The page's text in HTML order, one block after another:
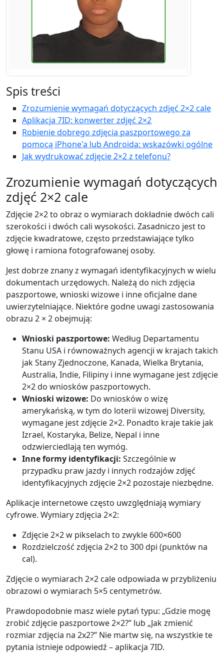
Spis treści
Zrozumienie wymagań dotyczących zdjęć 2×2 cale
Aplikacja 7ID: konwerter zdjęć 2×2
Robienie dobrego zdjęcia paszportowego za
pomocą iPhone'a lub Androida: wskazówki ogólne
Jak wydrukować zdjęcie 2×2 z telefonu?
Zrozumienie wymagań dotyczących
zdjęć 2×2 cale
Zdjęcie 2×2 to obraz o wymiarach dokładnie dwóch cali
szerokości i dwóch cali wysokości. Zasadniczo jest to
zdjęcie kwadratowe, często przedstawiające tylko
głowę i ramiona fotografowanej osoby.
Jest dobrze znany z wymagań identyfikacyjnych w wielu
dokumentach urzędowych. Należą do nich zdjęcia
paszportowe, wnioski wizowe i inne oficjalne dane
uwierzytelniające. Niektóre godne uwagi zastosowania
obrazu 2 × 2 obejmują:
Wnioski paszportowe: Według Departamentu
Stanu USA i równoważnych agencji w krajach takich
jak Stany Zjednoczone, Kanada, Wielka Brytania,
Australia, Indie, Filipiny i inne wymagane jest zdjęcie
2×2 do wniosków paszportowych.
Wnioski wizowe: Do wniosków o wizę
amerykańską, w tym do loterii wizowej Diversity,
wymagane jest zdjęcie 2×2. Ponadto kraje takie jak
Izrael, Kostaryka, Belize, Nepal i inne
odzwierciedlają ten wymóg.
Inne formy identyfikacji: Szczególnie w
przypadku praw jazdy i innych rodzajów zdjęć
identyfikacyjnych zdjęcie 2×2 pozostaje niezbędne.
Aplikacje internetowe często uwzględniają wymiary
cyfrowe. Wymiary zdjęcia 2×2:
Zdjęcie 2×2 w pikselach to zwykle 600×600
Rozdzielczość zdjęcia 2×2 to 300 dpi (punktów na
cal).
Zdjęcie o wymiarach 2×2 cale odpowiada w przybliżeniu
obrazowi o wymiarach 5×5 centymetrów.
Prawdopodobnie masz wiele pytań typu: „Gdzie mogę
zrobić zdjęcie paszportowe 2×2?” lub „Jak zmienić
rozmiar zdjęcia na 2x2?” Nie martw się, na wszystkie te
pytania istnieje odpowiedź – aplikacja 7ID.